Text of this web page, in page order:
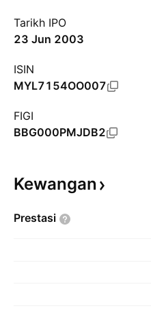
Tarikh IPO
23 Jun 2003
ISIN
MYL7154OO007
FIGI
BBG000PMJDB2
Kewangan
Prestasi